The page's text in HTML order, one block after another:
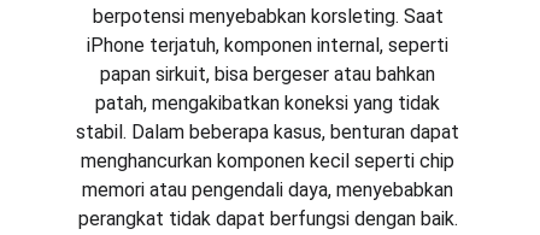
berpotensi menyebabkan korsleting. Saat
iPhone terjatuh, komponen internal, seperti
papan sirkuit, bisa bergeser atau bahkan
patah, mengakibatkan koneksi yang tidak
stabil. Dalam beberapa kasus, benturan dapat
menghancurkan komponen kecil seperti chip
memori atau pengendali daya, menyebabkan
perangkat tidak dapat berfungsi dengan baik.